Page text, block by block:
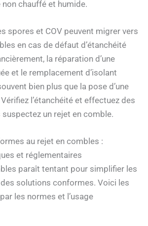
non chauffé et humide.
spores et COV peuvent migrer vers
en cas de défaut d’étanchéité
la réparation d’une
et le remplacement d’isolant
bien plus que la pose d’une
l’étanchéité et effectuez des
un rejet en comble.
au rejet en combles :
et réglementaires
paraît tentant pour simplifier les
solutions conformes. Voici les
les normes et l’usage